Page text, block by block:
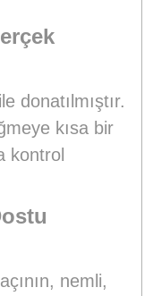
donatılmıştır.
kısa bir
kontrol
nemli,